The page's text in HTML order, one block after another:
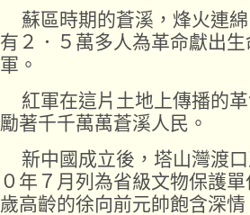
蘇區時期的蒼溪，烽火連
有２．５萬多人為革命獻出
軍。
紅軍在這片土地上傳播的
勵著千千萬萬蒼溪人民。
新中國成立後，塔山灣渡口
０年７月列為省級文物保護
歲高齡的徐向前元帥飽含深